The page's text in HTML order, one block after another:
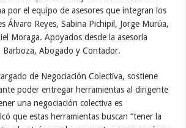
por el equipo de asesores que integran los
Álvaro Reyes, Sabina Pichipil, Jorge Murúa,
Moraga. Apoyados desde la asesoría
Barboza, Abogado y Contador.
de Negociación Colectiva, sostiene
poder entregar herramientas al dirigente
una negociación colectiva es
que estas herramientas buscan “tener la